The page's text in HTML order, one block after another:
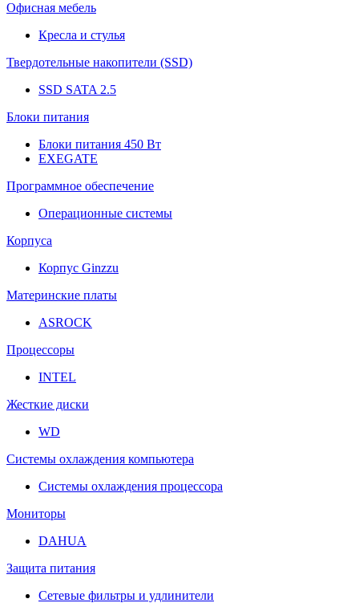
Офисная мебель
Кресла и стулья
Твердотельные накопители (SSD)
SSD SATA 2.5
Блоки питания
Блоки питания 450 Вт
EXEGATE
Программное обеспечение
Операционные системы
Корпуса
Корпус Ginzzu
Материнские платы
ASROCK
Процессоры
INTEL
Жесткие диски
WD
Системы охлаждения компьютера
Системы охлаждения процессора
Мониторы
DAHUA
Защита питания
Сетевые фильтры и удлинители